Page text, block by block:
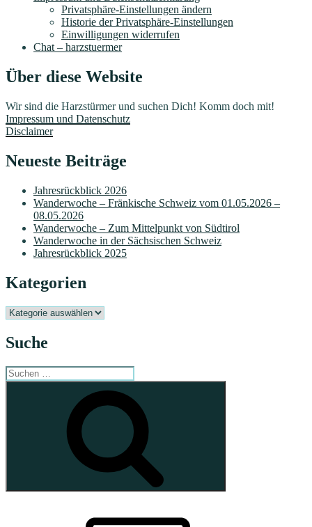
Privatsphäre-Einstellungen ändern
Historie der Privatsphäre-Einstellungen
Einwilligungen widerrufen
Chat – harzstuermer
Über diese Website
Wir sind die Harzstürmer und suchen Dich! Komm doch mit!
Impressum und Datenschutz
Disclaimer
Neueste Beiträge
Jahresrückblick 2026
Wanderwoche – Fränkische Schweiz vom 01.05.2026 –
08.05.2026
Wanderwoche – Zum Mittelpunkt von Südtirol
Wanderwoche in der Sächsischen Schweiz
Jahresrückblick 2025
Kategorien
Kategorien
Suche
Suchen
nach: